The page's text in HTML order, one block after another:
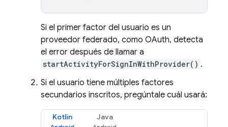
Si el primer factor del usuario es un
proveedor federado, como OAuth, detecta
el error después de llamar a
startActivityForSignInWithProvider() .
Si el usuario tiene múltiples factores
secundarios inscritos, pregúntale cuál usará:
Kotlin Java